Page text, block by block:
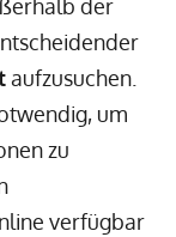
der
aufzusuchen.
um
zu
verfügbar